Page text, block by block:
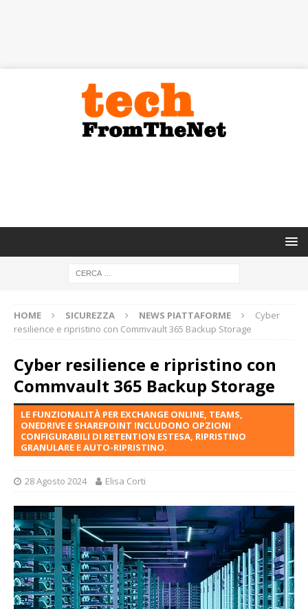
HOME SICUREZZA NEWS PIATTAFORME
Cyber
resilience e ripristino con Commvault 365 Backup Storage
Cyber resilience e ripristino con
Commvault 365 Backup Storage
LE FUNZIONALITÀ PER EXCHANGE ONLINE, TEAMS,
ONEDRIVE E SHAREPOINT INCLUDONO OPZIONI
CONFIGURABILI DI RETENTION ESTESA, RIPRISTINO
GRANULARE E AUTO-RIPRISTINO.
28 Agosto 2024 Elisa Corti